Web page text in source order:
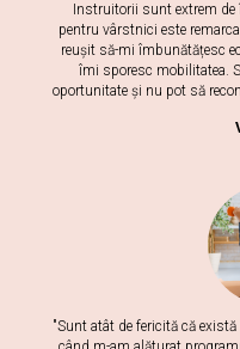
Instruitorii sunt extrem
pentru vârstnici este
reușit să-mi îmbunătățesc
îmi sporesc mobilitatea.
oportunitate și nu pot să
"Sunt atât de fericită că